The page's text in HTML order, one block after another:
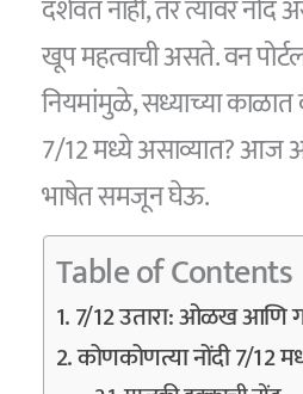
दर्शवत नाही, तर त्यावर
खूप महत्वाची असते. वन
नियमांमुळे, सध्याच्या काळात
7/12 मध्ये असाव्यात? आज
भाषेत समजून घेऊ.
Table of Contents
7/12 उतारा: ओळख आणि
कोणकोणत्या नोंदी 7/12